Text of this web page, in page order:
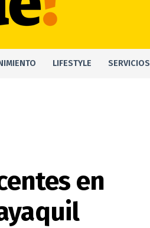
LIFESTYLE SERVICIOS
en